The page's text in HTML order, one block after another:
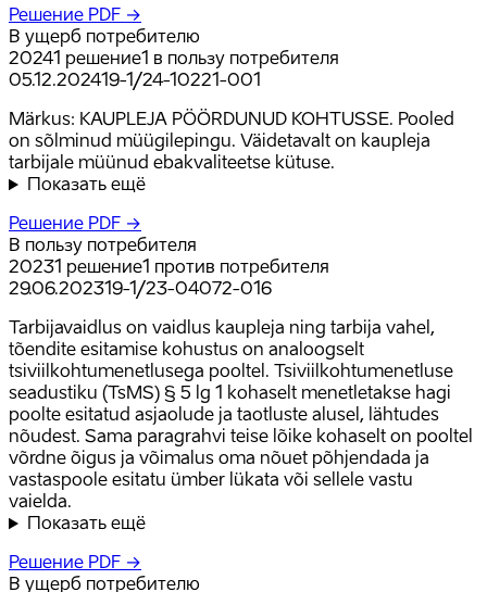
Решение PDF →
В ущерб потребителю
20241 решение1 в пользу потребителя
05.12.202419-1/24-10221-001
Märkus: KAUPLEJA PÖÖRDUNUD KOHTUSSE. Pooled
on sõlminud müügilepingu. Väidetavalt on kaupleja
tarbijale müünud ebakvaliteetse kütuse.
Показать ещё
Решение PDF →
В пользу потребителя
20231 решение1 против потребителя
29.06.202319-1/23-04072-016
Tarbijavaidlus on vaidlus kaupleja ning tarbija vahel,
tõendite esitamise kohustus on analoogselt
tsiviilkohtumenetlusega pooltel. Tsiviilkohtumenetluse
seadustiku (TsMS) § 5 lg 1 kohaselt menetletakse hagi
poolte esitatud asjaolude ja taotluste alusel, lähtudes
nõudest. Sama paragrahvi teise lõike kohaselt on pooltel
võrdne õigus ja võimalus oma nõuet põhjendada ja
vastaspoole esitatu ümber lükata või sellele vastu
vaielda.
Показать ещё
Решение PDF →
В ущерб потребителю